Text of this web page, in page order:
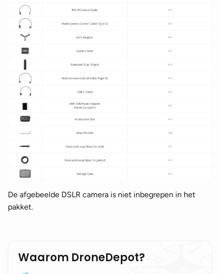
De afgebeelde DSLR camera is niet inbegrepen in het
pakket.
Waarom DroneDepot?